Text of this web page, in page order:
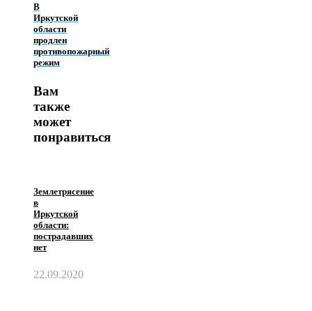
В
Иркутской
области
продлен
противопожарный
режим
Вам
также
может
понравиться
Землетрясение
в
Иркутской
области:
пострадавших
нет
22.09.2020